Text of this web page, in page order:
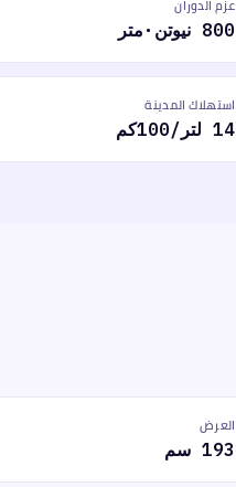
عزم الدوران
800 نيوتن·متر
استهلاك المدينة
14 لتر/100كم
العرض
193 سم